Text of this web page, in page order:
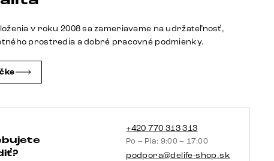
látka
mäkká
v roku 2008 sa zameriavame na udržateľnosť,
prostredia a dobré pracovné podmienky.
+420 770 313 313
Po – Pia: 9:00 – 17:00
podpora@delife-shop.sk